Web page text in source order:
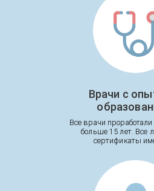
Врачи с
Все врачи
больше 15 лет. Все
сертификаты